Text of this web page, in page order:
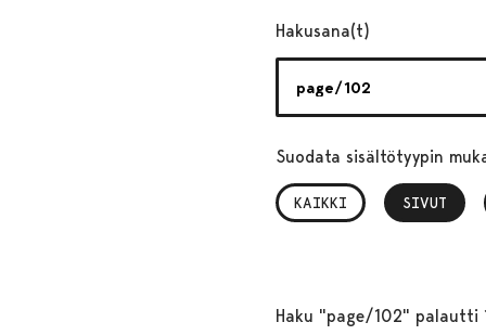
Hakusana(t)
Suodata sisältötyypin
KAIKKI SIVUT
, VALITTU
Haku "page/102" palautti